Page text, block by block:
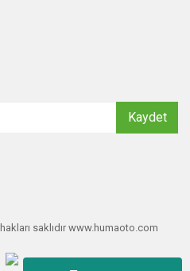
Kaydet
saklıdır www.humaoto.com